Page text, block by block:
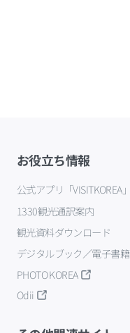
お役立ち情報
公式アプリ「VISITKOREA」
1330観光通訳案内
観光資料ダウンロード
デジタルブック／電子書籍
PHOTO KOREA
Odii